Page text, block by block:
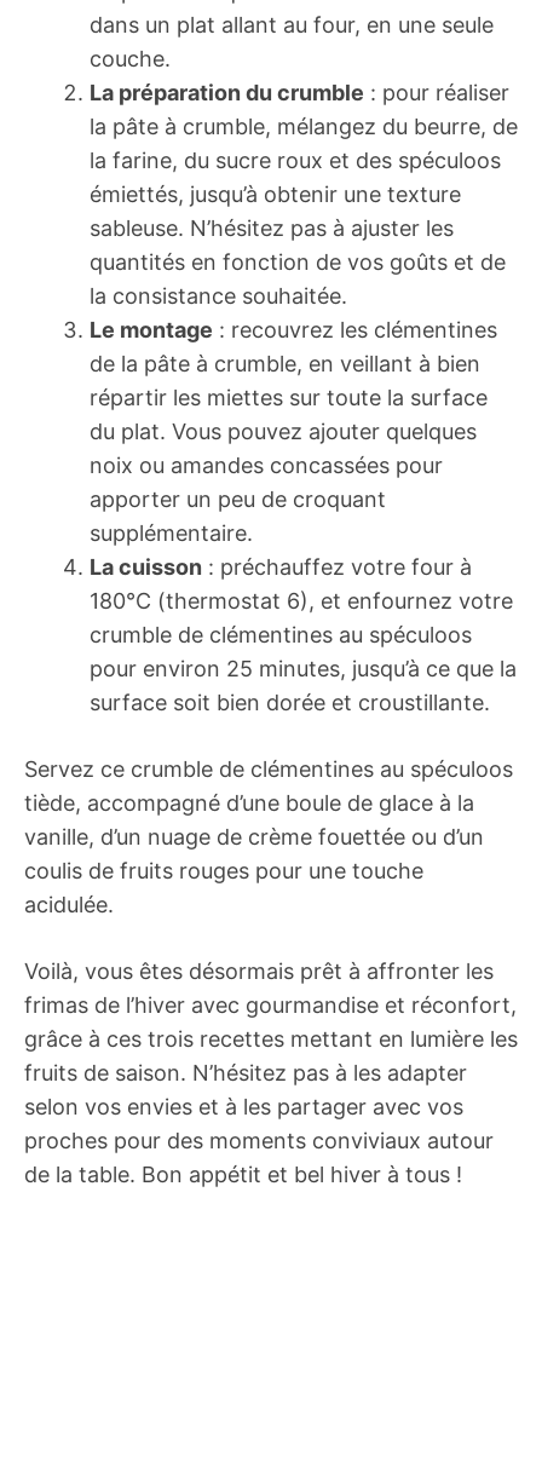
dans un plat allant au four, en une seule
couche.
La préparation du crumble : pour réaliser
la pâte à crumble, mélangez du beurre, de
la farine, du sucre roux et des spéculoos
émiettés, jusqu’à obtenir une texture
sableuse. N’hésitez pas à ajuster les
quantités en fonction de vos goûts et de
la consistance souhaitée.
Le montage : recouvrez les clémentines
de la pâte à crumble, en veillant à bien
répartir les miettes sur toute la surface
du plat. Vous pouvez ajouter quelques
noix ou amandes concassées pour
apporter un peu de croquant
supplémentaire.
La cuisson : préchauffez votre four à
180°C (thermostat 6), et enfournez votre
crumble de clémentines au spéculoos
pour environ 25 minutes, jusqu’à ce que la
surface soit bien dorée et croustillante.
Servez ce crumble de clémentines au spéculoos
tiède, accompagné d’une boule de glace à la
vanille, d’un nuage de crème fouettée ou d’un
coulis de fruits rouges pour une touche
acidulée.
Voilà, vous êtes désormais prêt à affronter les
frimas de l’hiver avec gourmandise et réconfort,
grâce à ces trois recettes mettant en lumière les
fruits de saison. N’hésitez pas à les adapter
selon vos envies et à les partager avec vos
proches pour des moments conviviaux autour
de la table. Bon appétit et bel hiver à tous !